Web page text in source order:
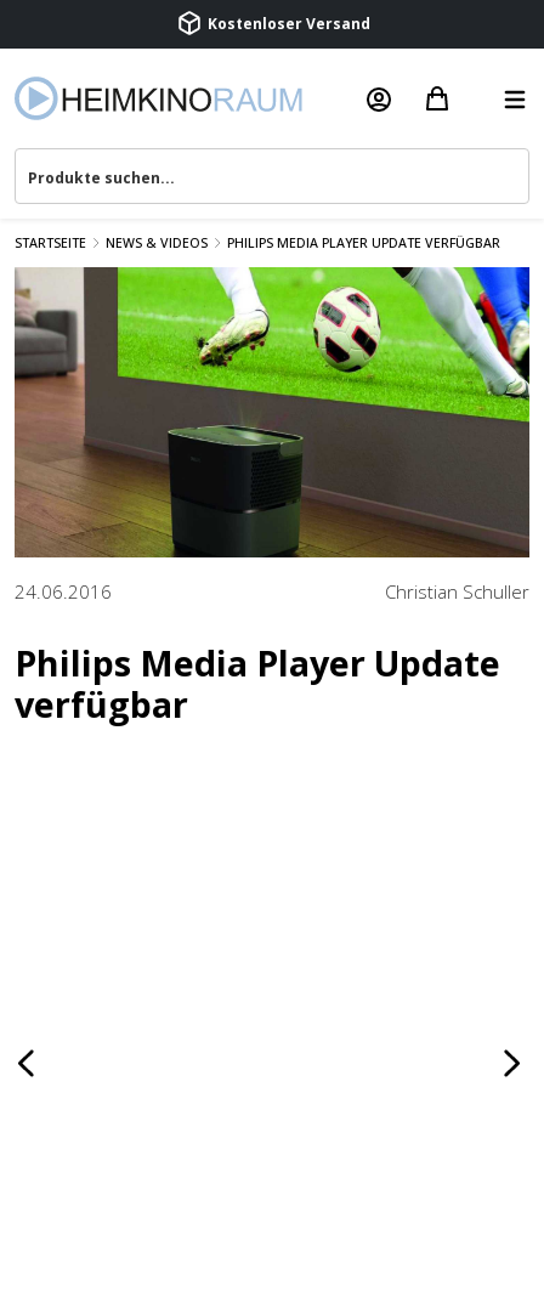
Kostenloser Versand
Beratung & Service
STARTSEITE NEWS & VIDEOS PHILIPS MEDIA PLAYER UPDATE VERFÜGBAR
24.06.2016 Christian Schuller
Philips Media Player Update
verfügbar